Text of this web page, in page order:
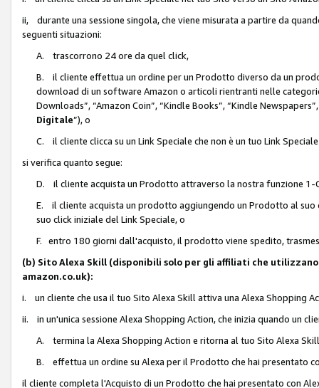
ii, durante una sessione singola, che viene misurata a partire da
seguenti situazioni:
A. trascorrono 24 ore da quel click,
B. il cliente effettua un ordine per un Prodotto diverso da un
download di un software Amazon o articoli rientranti nelle categorie
Downloads”, “Amazon Coin”, “Kindle Books”, “Kindle
Digitale”), o
C. il cliente clicca su un Link Speciale che non è un tuo Link
si verifica quanto segue:
D. il cliente acquista un Prodotto attraverso la nostra funzione 1-
E. il cliente acquista un prodotto aggiungendo un Prodotto al
suo click iniziale del Link Speciale, o
F. entro 180 giorni dall'acquisto, il prodotto viene spedito,
(b) Sito Alexa Skill (disponibili solo per gli affiliati che
amazon.co.uk):
i. un cliente che usa il tuo Sito Alexa Skill attiva una Alexa Shopping
ii. in un'unica sessione Alexa Shopping Action, che inizia quando un
A. termina la Alexa Shopping Action e ritorna al tuo Sito Alexa
B. effettua un ordine su Alexa per il Prodotto che hai presentato
il cliente completa l'Acquisto di un Prodotto che hai presentato con